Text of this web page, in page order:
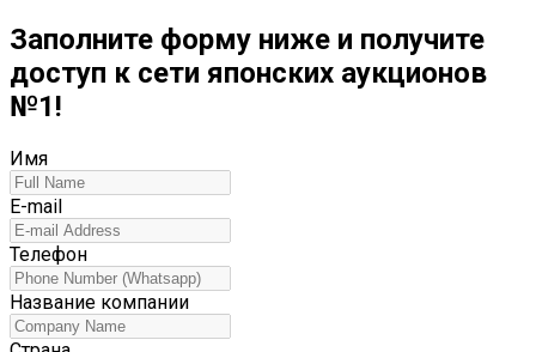
Заполните форму ниже и получите
доступ к сети японских аукционов
№1!
Имя
E-mail
Телефон
Название компании